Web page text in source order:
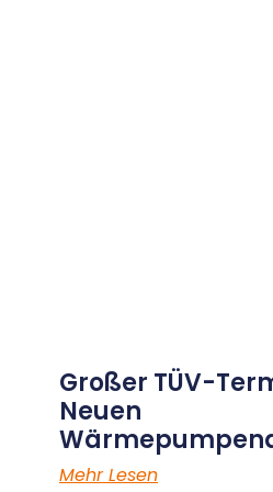
Großer TÜV-
Neuen
Mehr Lesen